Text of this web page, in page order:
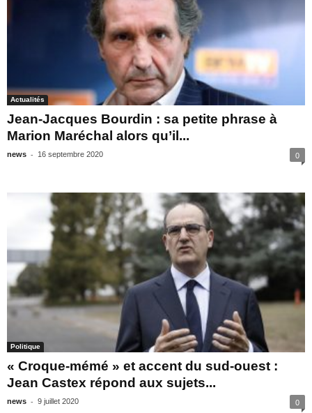
Actualités
Jean-Jacques Bourdin : sa petite phrase à
Marion Maréchal alors qu’il...
news - 16 septembre 2020 0
Politique
« Croque-mémé » et accent du sud-ouest :
Jean Castex répond aux sujets...
news - 9 juillet 2020 0